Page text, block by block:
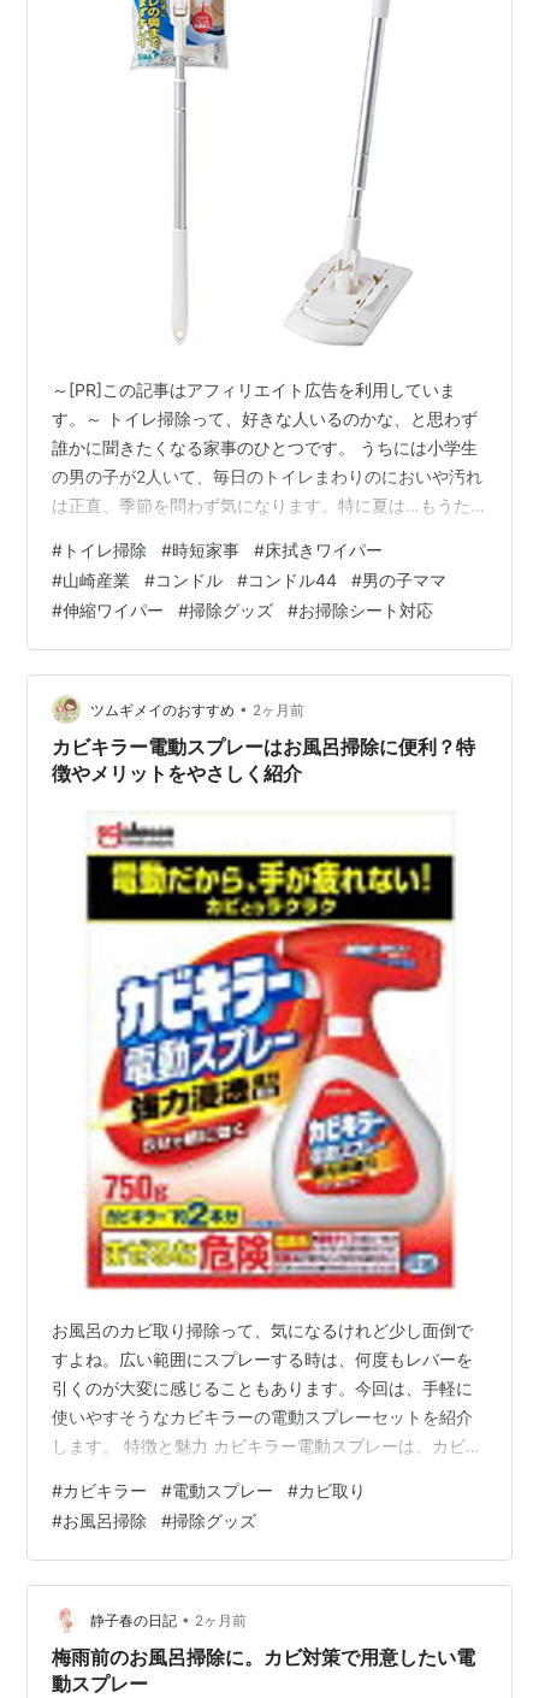
～[PR]この記事はアフィリエイト広告を利用していま
す。～ トイレ掃除って、好きな人いるのかな、と思わず
誰かに聞きたくなる家事のひとつです。 うちには小学生
の男の子が2人いて、毎日のトイレまわりのにおいや汚れ
は正直、季節を問わず気になります。特に夏は…もうた
て。タンクの下や便器の奥なんて、体をぐっと入れない
と手が届かない。毎日のことだから、その「ちょっとし
た苦行」の積み重ねが、地味に疲れるんですよね。 そこ
で気になったのが、山崎産業のトイレすみずみ床用ワイ
パー（型番189915）です。今回は購入前に徹底的に調べ
た内容をシェアします。 山崎産業っ…
# トイレ掃除 #時短家事 #床拭きワイパー
#山崎産業 #コンドル #コンドル44 #男の子ママ
#伸縮ワイパー #掃除グッズ #お掃除シート対応
ツムギメイのおすすめ • 2ヶ月前
カビキラー電動スプレーはお風呂掃除に便利？特
徴やメリットをやさしく紹介
お風呂のカビ取り掃除って、気になるけれど少し面倒で
すよね。広い範囲にスプレーする時は、何度もレバーを
引くのが大変に感じることもあります。今回は、手軽に
使いやすそうなカビキラーの電動スプレーセットを紹介
します。 特徴と魅力 カビキラー電動スプレーは、カビ取
ページでは、本体750gとつけかえ750g×2本のセットと
して紹介されています。お風呂場や水回りのカビ対策
に、まとめて用意しやすい内容です。 電動タイプなの
で、手で何度もレバーを引く負担を減らしやすいのが魅
力です。広めの浴室や、壁・床・ゴムパッキンまわりな
どを掃除したい時にも使いやすそうです。 …
#カビキラー #電動スプレー #カビ取り
#お風呂掃除 #掃除グッズ
静子春の日記 • 2ヶ月前
梅雨前のお風呂掃除に。カビ対策で用意したい電
動スプレー